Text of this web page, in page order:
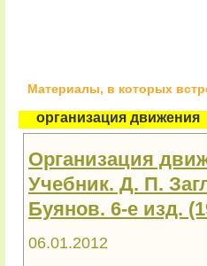
Материалы, в которых
организация движения
Организация
Учебник. Д. П.
Буянов. 6-е изд.
06.01.2012